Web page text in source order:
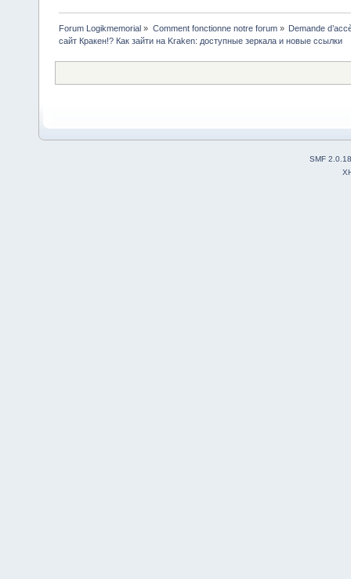
Forum Logikmemorial » Comment fonctionne notre forum»
Demande
сайт Кракен!? Как зайти на Kraken: доступные зеркала и новые ссылки
SMF 2.0.18